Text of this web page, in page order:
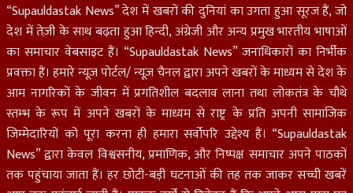
“Supauldastak News” देश में खबरों की दुनियां का उगता हुआ सूरज हैं, जो
देश में तेज़ी के साथ बढ़ता हुआ हिन्दी, अंग्रेजी और अन्य प्रमुख भारतीय भाषाओं
का समाचार वेबसाइट हैं। “Supauldastak News” जनाधिकारों का निर्भीक
प्रवक्ता हैं। हमारे न्यूज़ पोर्टल/ न्यूज़ चैनल द्वारा अपने खबरों के माध्यम से देश के
आम नागरिकों के जीवन में प्रगतिशील बदलाव लाना तथा लोकतंत्र के चौथे
स्तम्भ के रूप में अपने खबरों के माध्यम से राष्ट्र के प्रति अपनी सामाजिक
जिम्मेदारियों को पूरा करना ही हमारा सर्वोपरि उद्देश्य हैं। “Supauldastak
News” द्वारा केवल विश्वसनीय, प्रमाणिक, और निष्पक्ष समाचार अपने पाठकों
तक पहुंचाया जाता हैं। हर छोटी-बड़ी घटनाओं की तह तक जाकर सच्ची खबरें